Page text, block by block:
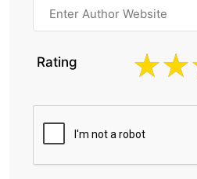
Rating